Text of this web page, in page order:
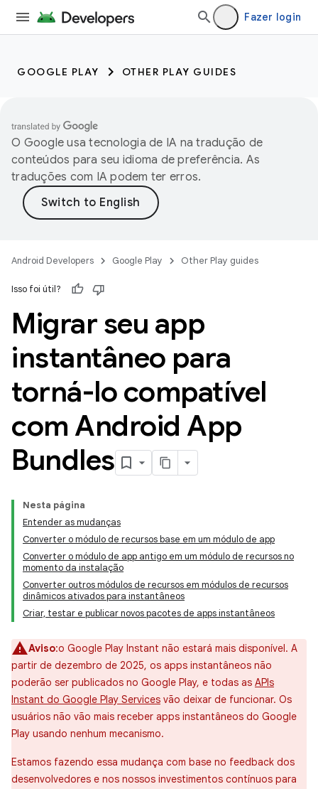
Fazer login
GOOGLE PLAY OTHER PLAY GUIDES
O Google usa tecnologia de IA na tradução de
conteúdos para seu idioma de preferência. As
traduções com IA podem ter erros.
Android Developers Google Play Other Play guides
Isso foi útil?
Migrar seu app
instantâneo para
torná-lo compatível
com Android App
Bundles
Nesta página
Entender as mudanças
Converter o módulo de recursos base em um módulo de app
Converter o módulo de app antigo em um módulo de recursos no
momento da instalação
Converter outros módulos de recursos em módulos de recursos
dinâmicos ativados para instantâneos
Criar, testar e publicar novos pacotes de apps instantâneos
Aviso:o Google Play Instant não estará mais disponível. A
partir de dezembro de 2025, os apps instantâneos não
poderão ser publicados no Google Play, e todas as APIs
Instant do Google Play Services vão deixar de funcionar. Os
usuários não vão mais receber apps instantâneos do Google
Play usando nenhum mecanismo.
Estamos fazendo essa mudança com base no feedback dos
desenvolvedores e nos nossos investimentos contínuos para